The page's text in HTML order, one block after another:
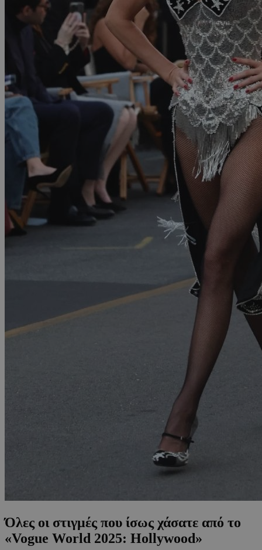
Όλες οι στιγμές που ίσως χάσατε από το
«Vogue World 2025: Hollywood»